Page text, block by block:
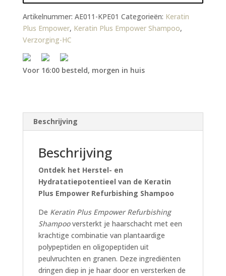
Artikelnummer: AE011-KPE01 Categorieën: Keratin
Plus Empower, Keratin Plus Empower Shampoo,
Verzorging-HC
Voor 16:00 besteld, morgen in huis
Beschrijving
Beschrijving
Ontdek het Herstel- en
Hydratatiepotentieel van de Keratin
Plus Empower Refurbishing Shampoo
De Keratin Plus Empower Refurbishing
Shampooversterkt je haarschacht met een
krachtige combinatie van plantaardige
polypeptiden en oligopeptiden uit
peulvruchten en granen. Deze ingrediënten
dringen diep in je haar door en versterken de